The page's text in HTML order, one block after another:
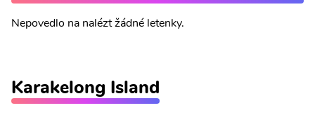
Nepovedlo na nalézt žádné letenky.
Karakelong Island